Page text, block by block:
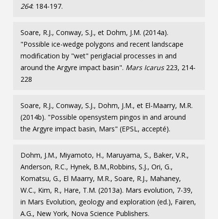
264: 184-197.
Soare, R.J., Conway, S.J., et Dohm, J.M. (2014a).
"Possible ice-wedge polygons and recent landscape
modification by "wet" periglacial processes in and
around the Argyre impact basin". Mars Icarus223, 214-
228
Soare, R.J., Conway, S.J., Dohm, J.M., et El-Maarry, M.R.
(2014b). "Possible opensystem pingos in and around
the Argyre impact basin, Mars" (EPSL, accepté).
Dohm, J.M., Miyamoto, H., Maruyama, S., Baker, V.R.,
Anderson, R.C., Hynek, B.M.,Robbins, S.J., Ori, G.,
Komatsu, G., El Maarry, M.R., Soare, R.J., Mahaney,
W.C., Kim, R., Hare, T.M. (2013a). Mars evolution, 7-39,
in Mars Evolution, geology and exploration (ed.), Fairen,
A.G., New York, Nova Science Publishers.